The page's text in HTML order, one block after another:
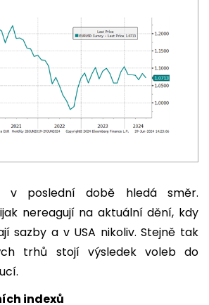
v poslední době hledá směr.
nereagují na aktuální dění, kdy
sazby a v USA nikoliv. Stejně tak
trhů stojí výsledek voleb do
indexů